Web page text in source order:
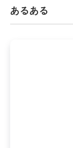
あるある